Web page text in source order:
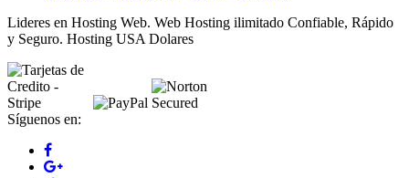
Lideres en Hosting Web. Web Hosting ilimitado Confiable, Rápido
y Seguro. Hosting USA Dolares
Síguenos en: